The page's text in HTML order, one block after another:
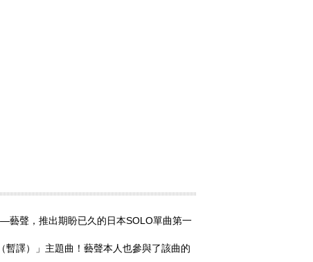
藝聲，推出期盼已久的日本SOLO單曲第一
譯）」主題曲！藝聲本人也參與了該曲的